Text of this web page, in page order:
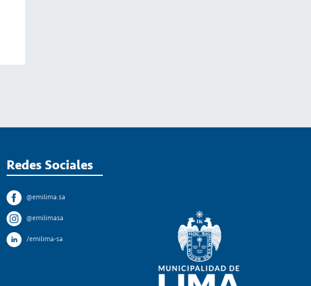
Redes Sociales
@emilima.sa
@emilimasa
/emilima-sa